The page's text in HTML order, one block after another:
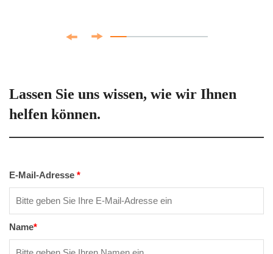
Lassen Sie uns wissen, wie wir Ihnen
helfen können.
E-Mail-Adresse *
Name*